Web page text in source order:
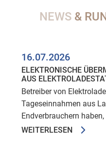
NEWS &
16.07.2026
ELEKTRONISCHE
AUS
Betreiber von
Tageseinnahmen aus
Endverbrauchern haben,
WEITERLESEN